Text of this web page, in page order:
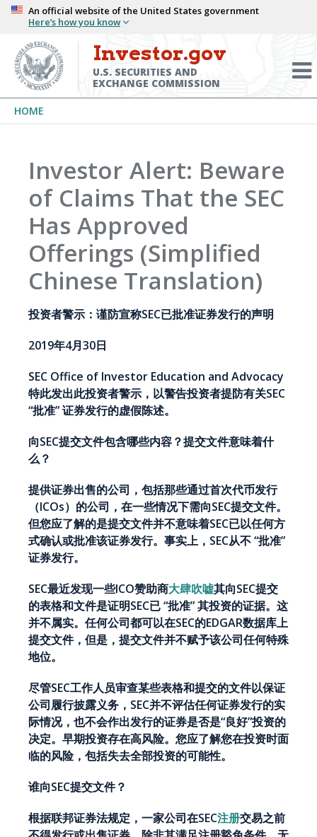
Skip
main
content
An official website of the United States government
Here’s how you know
Investor.gov
U.S. SECURITIES AND
EXCHANGE COMMISSION
Breadcrumb
HOME
Investor Alert: Beware
of Claims That the SEC
Has Approved
Offerings (Simplified
Chinese Translation)
投资者警示：谨防宣称SEC已批准证券发行的声明
2019年4月30日
SEC Office of Investor Education and Advocacy
特此发出此投资者警示，以警告投资者提防有关SEC
“批准” 证券发行的虚假陈述。
向SEC提交文件包含哪些内容？提交文件意味着什
么？
提供证券出售的公司，包括那些通过首次代币发行
（ICOs）的公司，在一些情况下需向SEC提交文件。
但您应了解的是提交文件并不意味着SEC已以任何方
式确认或批准该证券发行。事实上，SEC从不 “批准”
证券发行。
SEC最近发现一些ICO赞助商大肆吹嘘其向SEC提交
的表格和文件是证明SEC已 “批准” 其投资的证据。这
并不属实。任何公司都可以在SEC的EDGAR数据库上
提交文件，但是，提交文件并不赋予该公司任何特殊
地位。
尽管SEC工作人员审查某些表格和提交的文件以保证
公司履行披露义务，SEC并不评估任何证券发行的实
际情况，也不会作出发行的证券是否是“良好”投资的
决定。早期投资存在高风险。您应了解您在投资时面
临的风险，包括失去全部投资的可能性。
谁向SEC提交文件？
根据联邦证券法规定，一家公司在SEC注册交易之前